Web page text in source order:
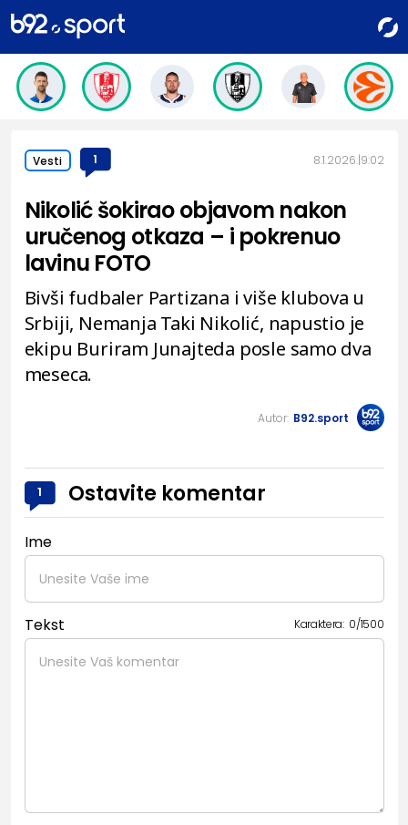
Vesti 1 8.1.2026. 9:02
Nikolić šokirao objavom nakon
uručenog otkaza – i pokrenuo
lavinu FOTO
Bivši fudbaler Partizana i više klubova u
Srbiji, Nemanja Taki Nikolić, napustio je
ekipu Buriram Junajteda posle samo dva
meseca.
Autor: B92.sport
1 Ostavite komentar
Ime
Tekst Karaktera: 0/1500